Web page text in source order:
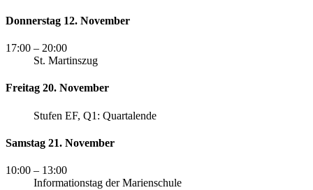
Donnerstag 12. November
17:00 – 20:00
St. Martinszug
Freitag 20. November
Stufen EF, Q1: Quartalende
Samstag 21. November
10:00 – 13:00
Informationstag der Marienschule